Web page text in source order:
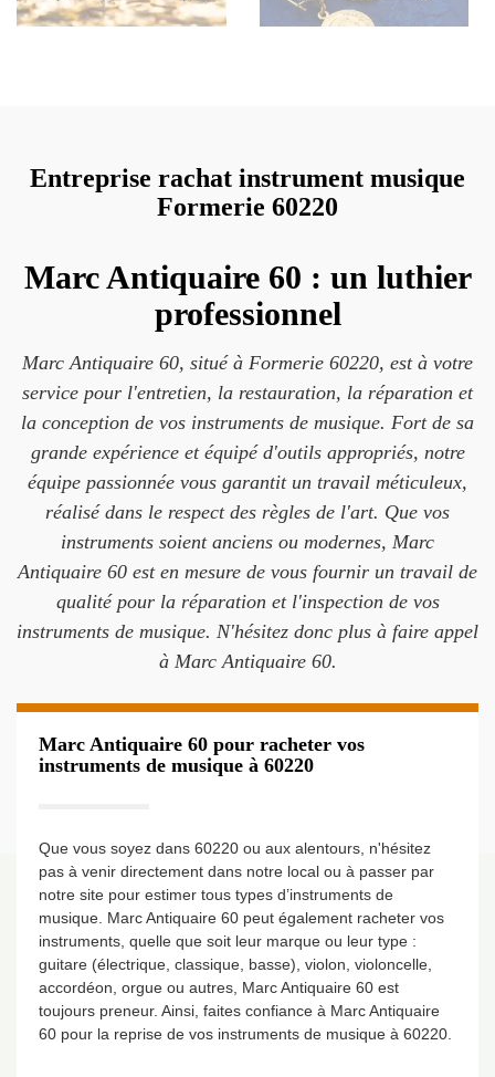
Entreprise rachat instrument musique
Formerie 60220
Marc Antiquaire 60 : un luthier
professionnel
Marc Antiquaire 60, situé à Formerie 60220, est à votre
service pour l'entretien, la restauration, la réparation et
la conception de vos instruments de musique. Fort de sa
grande expérience et équipé d'outils appropriés, notre
équipe passionnée vous garantit un travail méticuleux,
réalisé dans le respect des règles de l'art. Que vos
instruments soient anciens ou modernes, Marc
Antiquaire 60 est en mesure de vous fournir un travail de
qualité pour la réparation et l'inspection de vos
instruments de musique. N'hésitez donc plus à faire appel
à Marc Antiquaire 60.
Marc Antiquaire 60 pour racheter vos
instruments de musique à 60220
Que vous soyez dans 60220 ou aux alentours, n'hésitez
pas à venir directement dans notre local ou à passer par
notre site pour estimer tous types d’instruments de
musique. Marc Antiquaire 60 peut également racheter vos
instruments, quelle que soit leur marque ou leur type :
guitare (électrique, classique, basse), violon, violoncelle,
accordéon, orgue ou autres, Marc Antiquaire 60 est
toujours preneur. Ainsi, faites confiance à Marc Antiquaire
60 pour la reprise de vos instruments de musique à 60220.